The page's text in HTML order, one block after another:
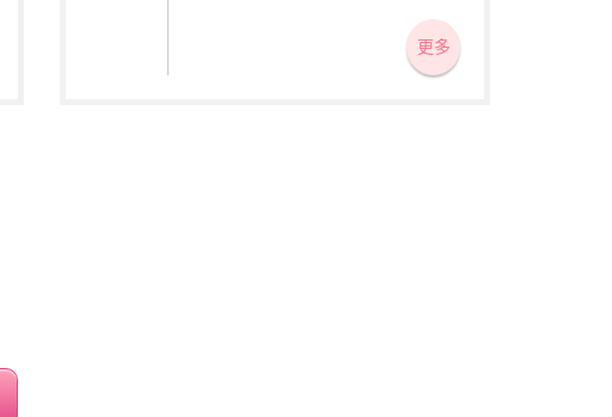
外，因應日本留學試驗而開設有綜合
科目、數學、理科課程及日本語能力
試驗對策講座，並為美術系大學升學
更多